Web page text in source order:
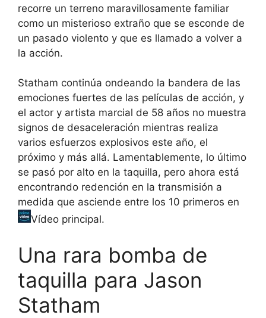
recorre un terreno maravillosamente familiar
como un misterioso extraño que se esconde de
un pasado violento y que es llamado a volver a
la acción.
Statham continúa ondeando la bandera de las
emociones fuertes de las películas de acción, y
el actor y artista marcial de 58 años no muestra
signos de desaceleración mientras realiza
varios esfuerzos explosivos este año, el
próximo y más allá. Lamentablemente, lo último
se pasó por alto en la taquilla, pero ahora está
encontrando redención en la transmisión a
medida que asciende entre los 10 primeros en
Vídeo principal.
Una rara bomba de
taquilla para Jason
Statham